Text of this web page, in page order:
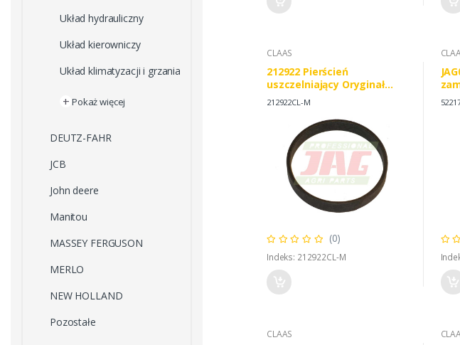
Układ hydrauliczny
Układ kierowniczy
Układ klimatyzacji i grzania
+ Pokaż więcej
DEUTZ-FAHR
JCB
John deere
Manitou
MASSEY FERGUSON
MERLO
NEW HOLLAND
Pozostałe
CLAAS
212922 Pierścień
uszczelniający Oryginał
CLAAS
212922CL-M
(0)
Indeks: 212922CL-M
CLAAS